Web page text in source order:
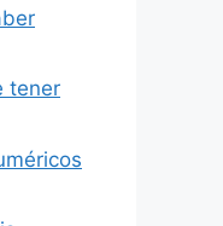
tener